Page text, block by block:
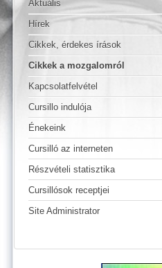
Aktuális
Hírek
Cikkek, érdekes írások
Cikkek a mozgalomról
Kapcsolatfelvétel
Cursillo indulója
Énekeink
Cursilló az interneten
Részvételi statisztika
Cursillósok receptjei
Site Administrator